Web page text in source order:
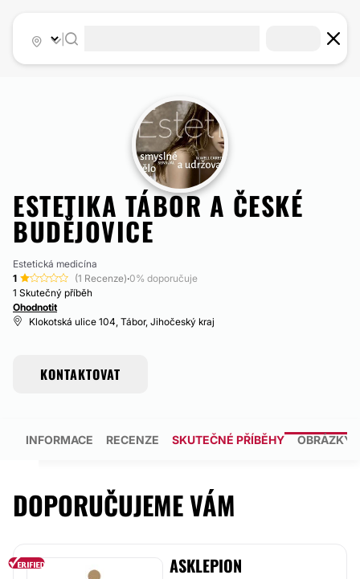
ESTETIKA TÁBOR A ČESKÉ
BUDĚJOVICE
Estetická medicína
1
(1 Recenze)·0% doporučuje
1 Skutečný příběh
Ohodnotit
Klokotská ulice 104, Tábor, Jihočeský kraj
KONTAKTOVAT
INFORMACE RECENZE SKUTEČNÉ PŘÍBĚHY OBRÁZKY
DOPORUČUJEME VÁM
ASKLEPION